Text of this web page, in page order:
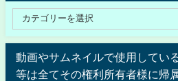
動画やサムネイルで使用してい
等は全てその権利所有者様に帰